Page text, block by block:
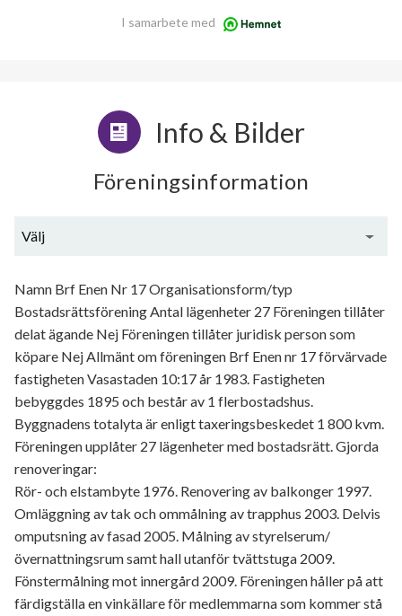
I samarbete med
Info & Bilder
Föreningsinformation
Välj
Namn Brf Enen Nr 17 Organisationsform/typ
Bostadsrättsförening Antal lägenheter 27 Föreningen tillåter
delat ägande Nej Föreningen tillåter juridisk person som
köpare Nej Allmänt om föreningen Brf Enen nr 17 förvärvade
fastigheten Vasastaden 10:17 år 1983. Fastigheten
bebyggdes 1895 och består av 1 flerbostadshus.
Byggnadens totalyta är enligt taxeringsbeskedet 1 800 kvm.
Föreningen upplåter 27 lägenheter med bostadsrätt. Gjorda
renoveringar:
Rör- och elstambyte 1976. Renovering av balkonger 1997.
Omläggning av tak och ommålning av trapphus 2003. Delvis
omputsning av fasad 2005. Målning av styrelserum/
övernattningsrum samt hall utanför tvättstuga 2009.
Fönstermålning mot innergård 2009. Föreningen håller på att
färdigställa en vinkällare för medlemmarna som kommer stå